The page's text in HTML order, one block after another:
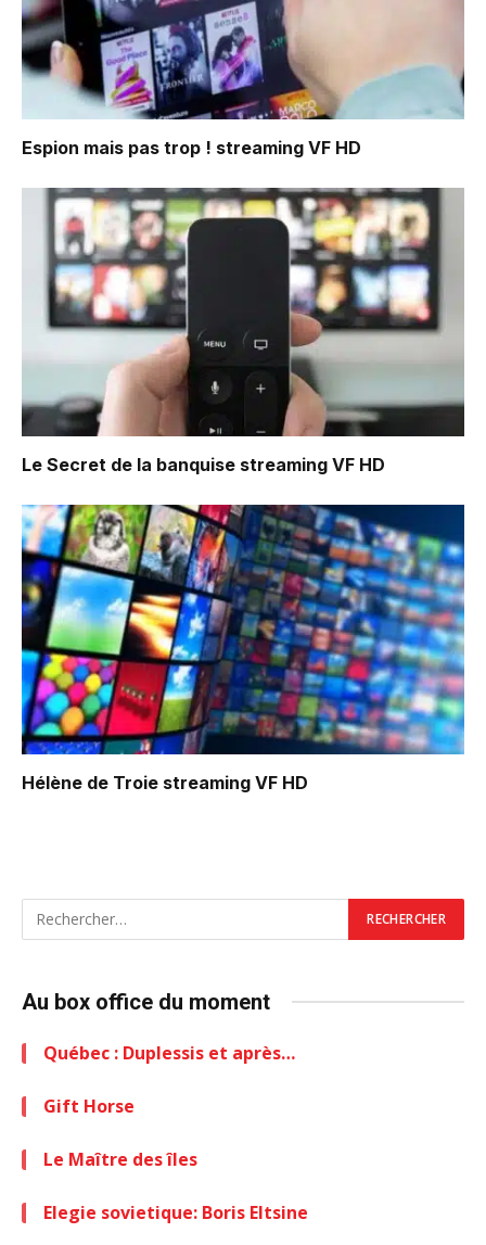
Espion mais pas trop ! streaming VF HD
Le Secret de la banquise streaming VF HD
Hélène de Troie streaming VF HD
Au box office du moment
Québec : Duplessis et après…
Gift Horse
Le Maître des îles
Elegie sovietique: Boris Eltsine